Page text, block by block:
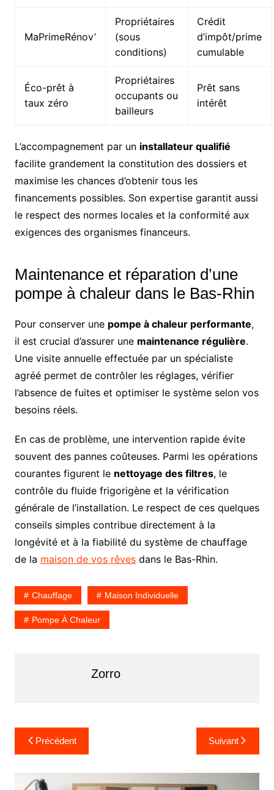
MaPrimeRénov’
Propriétaires
(sous
conditions)
Crédit
d’impôt/prime
cumulable
Éco-prêt à
taux zéro
Propriétaires
occupants ou
bailleurs
Prêt sans
intérêt
L’accompagnement par un installateur qualifié
facilite grandement la constitution des dossiers et
maximise les chances d’obtenir tous les
financements possibles. Son expertise garantit aussi
le respect des normes locales et la conformité aux
exigences des organismes financeurs.
Maintenance et réparation d’une
pompe à chaleur dans le Bas-Rhin
Pour conserver une pompe à chaleur performante,
il est crucial d’assurer une maintenance régulière.
Une visite annuelle effectuée par un spécialiste
agréé permet de contrôler les réglages, vérifier
l’absence de fuites et optimiser le système selon vos
besoins réels.
En cas de problème, une intervention rapide évite
souvent des pannes coûteuses. Parmi les opérations
courantes figurent le nettoyage des filtres, le
contrôle du fluide frigorigène et la vérification
générale de l’installation. Le respect de ces quelques
conseils simples contribue directement à la
longévité et à la fiabilité du système de chauffage
de la maison de vos rêvesdans le Bas-Rhin.
Chauffage Maison Individuelle
Pompe À Chaleur
Zorro
Navigation
de
l’article
Précédent Suivant